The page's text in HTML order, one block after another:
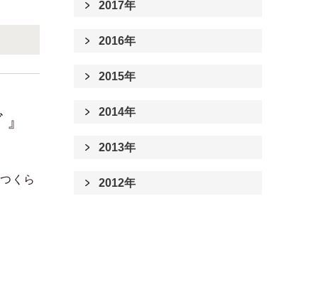
くら
2017年
2016年
2015年
2014年
2013年
2012年